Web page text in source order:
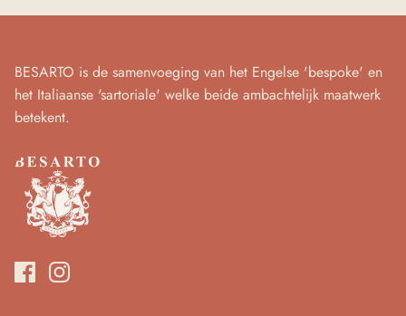
BESARTO is de samenvoeging van het Engelse 'bespoke' en
het Italiaanse 'sartoriale' welke beide ambachtelijk maatwerk
betekent.